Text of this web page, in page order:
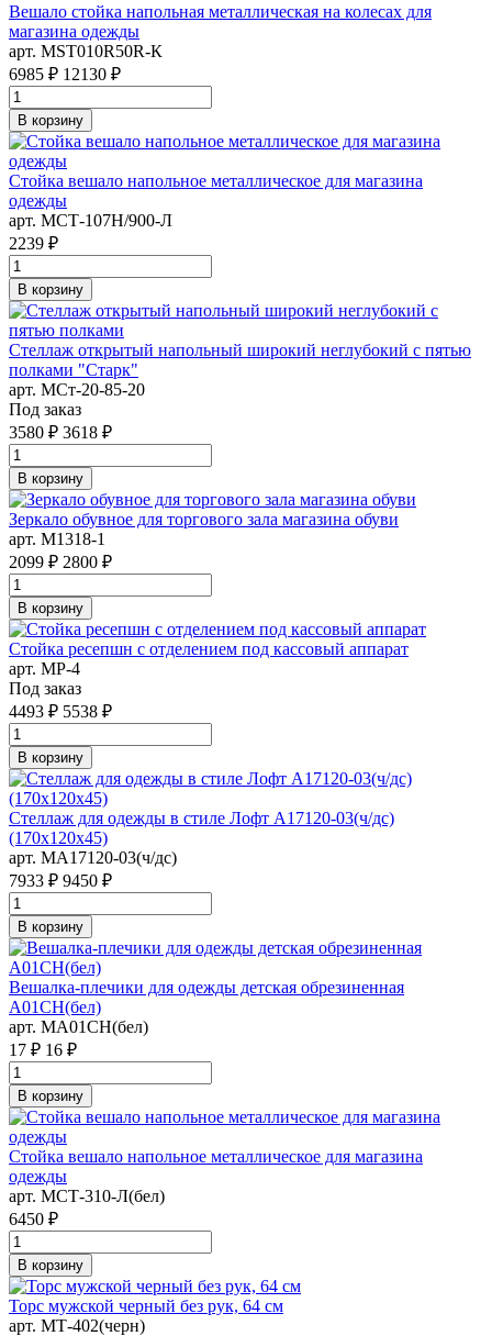
Вешало стойка напольная металлическая на колесах для
магазина одежды
арт. MST010R50R-К
6985 ₽ 12130 ₽
В корзину
Стойка вешало напольное металлическое для магазина
одежды
арт. MСТ-107Н/900-Л
2239 ₽
В корзину
Стеллаж открытый напольный широкий неглубокий с пятью
полками "Старк"
арт. MСт-20-85-20
Под заказ
3580 ₽ 3618 ₽
В корзину
Зеркало обувное для торгового зала магазина обуви
арт. M1318-1
2099 ₽ 2800 ₽
В корзину
Стойка ресепшн с отделением под кассовый аппарат
арт. MР-4
Под заказ
4493 ₽ 5538 ₽
В корзину
Стеллаж для одежды в стиле Лофт A17120-03(ч/дс)
(170х120х45)
арт. MA17120-03(ч/дс)
7933 ₽ 9450 ₽
В корзину
Вешалка-плечики для одежды детская обрезиненная
A01CH(бел)
арт. MA01CH(бел)
17 ₽ 16 ₽
В корзину
Стойка вешало напольное металлическое для магазина
одежды
арт. MСТ-310-Л(бел)
6450 ₽
В корзину
Торс мужской черный без рук, 64 см
арт. MТ-402(черн)